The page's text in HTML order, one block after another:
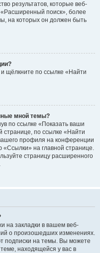
результатов, которые веб-
«Расширенный поиск», более
на которых он должен быть
щёлкните по ссылке «Найти
мной темы?
по ссылке «Показать ваши
странице, по ссылке «Найти
профиля на конференции
на главной странице.
страницу расширенного
на закладки в вашем веб-
о произошедших изменениях.
подписки на темы. Вы можете
находящейся у вас в